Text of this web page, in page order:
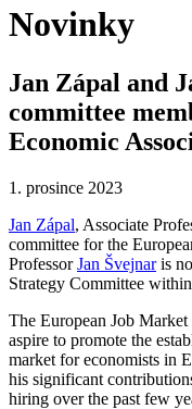
Novinky
Jan Zápal and
committee
Economic
1. prosince 2023
Jan Zápal, Associate
committee for the
ProfessorJan Švejnaris
Strategy Committee
The European Job
aspire to promote the
market for economists in
his significant
hiring over the past few